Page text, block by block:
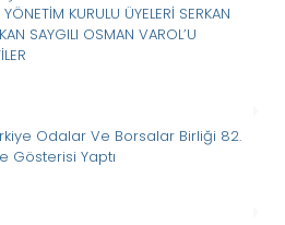
KURULU ÜYELERİ SERKAN
SAYGILI OSMAN VAROL’U
Odalar Ve Borsalar Birliği 82.
Gösterisi Yaptı